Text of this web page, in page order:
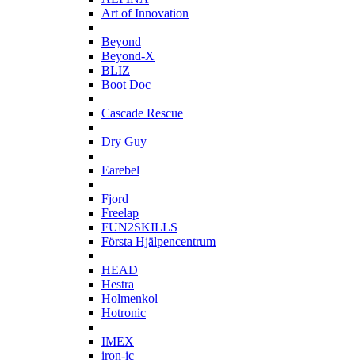
Art of Innovation
Beyond
Beyond-X
BLIZ
Boot Doc
Cascade Rescue
Dry Guy
Earebel
Fjord
Freelap
FUN2SKILLS
Första Hjälpencentrum
HEAD
Hestra
Holmenkol
Hotronic
IMEX
iron-ic